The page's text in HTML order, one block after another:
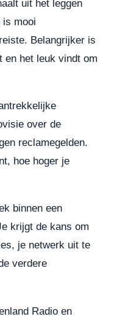
uit het leggen
is mooi
Belangrijker is
en het leuk vindt om
over de
reclamegelden.
hoe hoger je
binnen een
krijgt de kans om
je netwerk uit te
verdere
Radio en